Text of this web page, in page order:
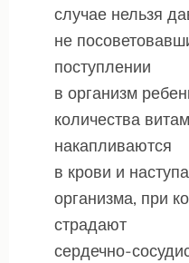
случае нельзя
не
поступлении
в организм
количества
накапливаются
в крови и
организма, при
страдают
сердечно-